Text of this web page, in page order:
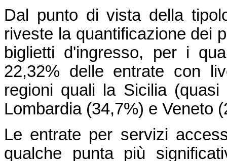
Dal punto di vista della
riveste la quantificazione dei
biglietti d'ingresso, per i
22,32% delle entrate con
regioni quali la Sicilia
Lombardia (34,7%) e Veneto
Le entrate per servizi
qualche punta più